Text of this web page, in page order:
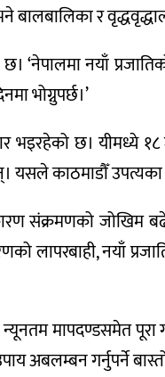
र
‘नेपालमा नयाँ
भोग्नुपर्छ।’
भइरहेको छ। यीमध्ये
काठमाडौँ
संक्रमणको जोखिम
लापरबाही, नयाँ
न्यूनतम मापदण्डसमेत
अबलम्बन गर्नुपर्ने